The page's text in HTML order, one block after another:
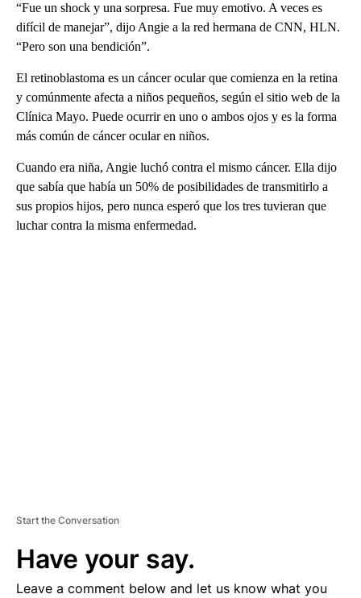
“Fue un shock y una sorpresa. Fue muy emotivo. A veces es
difícil de manejar”, dijo Angie a la red hermana de CNN, HLN.
“Pero son una bendición”.
El retinoblastoma es un cáncer ocular que comienza en la retina
y comúnmente afecta a niños pequeños, según el sitio web de la
Clínica Mayo. Puede ocurrir en uno o ambos ojos y es la forma
más común de cáncer ocular en niños.
Cuando era niña, Angie luchó contra el mismo cáncer. Ella dijo
que sabía que había un 50% de posibilidades de transmitirlo a
sus propios hijos, pero nunca esperó que los tres tuvieran que
luchar contra la misma enfermedad.
Start the Conversation
Have your say.
Leave a comment below and let us know what you